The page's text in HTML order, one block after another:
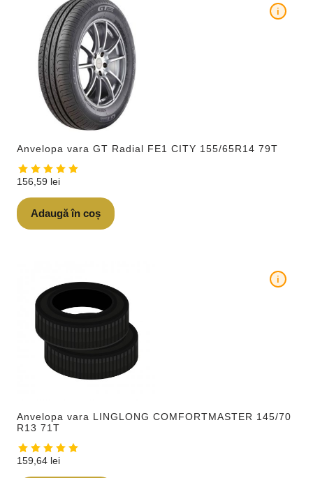
Anvelopa vara GT Radial FE1 CITY 155/65R14 79T
i
156,59 lei
Adaugă în coș
Anvelopa vara LINGLONG COMFORTMASTER 145/70
R13 71T
i
159,64 lei